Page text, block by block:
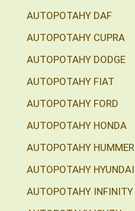
AUTOPOTAHY DAF
AUTOPOTAHY CUPRA
AUTOPOTAHY DODGE
AUTOPOTAHY FIAT
AUTOPOTAHY FORD
AUTOPOTAHY HONDA
AUTOPOTAHY HUMMER
AUTOPOTAHY HYUNDAI
AUTOPOTAHY INFINITY